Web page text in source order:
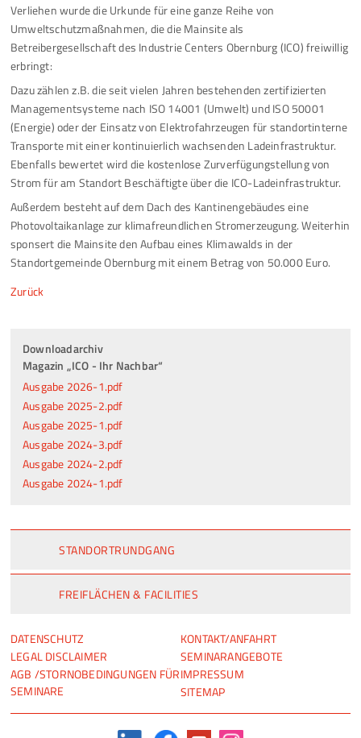
Verliehen wurde die Urkunde für eine ganze Reihe von
Umweltschutzmaßnahmen, die die Mainsite als
Betreibergesellschaft des Industrie Centers Obernburg (ICO) freiwillig
erbringt:
Dazu zählen z.B. die seit vielen Jahren bestehenden zertifizierten
Managementsysteme nach ISO 14001 (Umwelt) und ISO 50001
(Energie) oder der Einsatz von Elektrofahrzeugen für standortinterne
Transporte mit einer kontinuierlich wachsenden Ladeinfrastruktur.
Ebenfalls bewertet wird die kostenlose Zurverfügungstellung von
Strom für am Standort Beschäftigte über die ICO-Ladeinfrastruktur.
Außerdem besteht auf dem Dach des Kantinengebäudes eine
Photovoltaikanlage zur klimafreundlichen Stromerzeugung. Weiterhin
sponsert die Mainsite den Aufbau eines Klimawalds in der
Standortgemeinde Obernburg mit einem Betrag von 50.000 Euro.
Zurück
Downloadarchiv
Magazin „ICO - Ihr Nachbar“
Ausgabe 2026-1.pdf
Ausgabe 2025-2.pdf
Ausgabe 2025-1.pdf
Ausgabe 2024-3.pdf
Ausgabe 2024-2.pdf
Ausgabe 2024-1.pdf
NAVIGATION
ÜBERSPRINGEN
DATENSCHUTZ
LEGAL DISCLAIMER
AGB /STORNOBEDINGUNGEN FÜR
SEMINARE
STANDORTRUNDGANG
FREIFLÄCHEN & FACILITIES
NAVIGATION
ÜBERSPRINGEN
KONTAKT/ANFAHRT
SEMINARANGEBOTE
IMPRESSUM
SITEMAP